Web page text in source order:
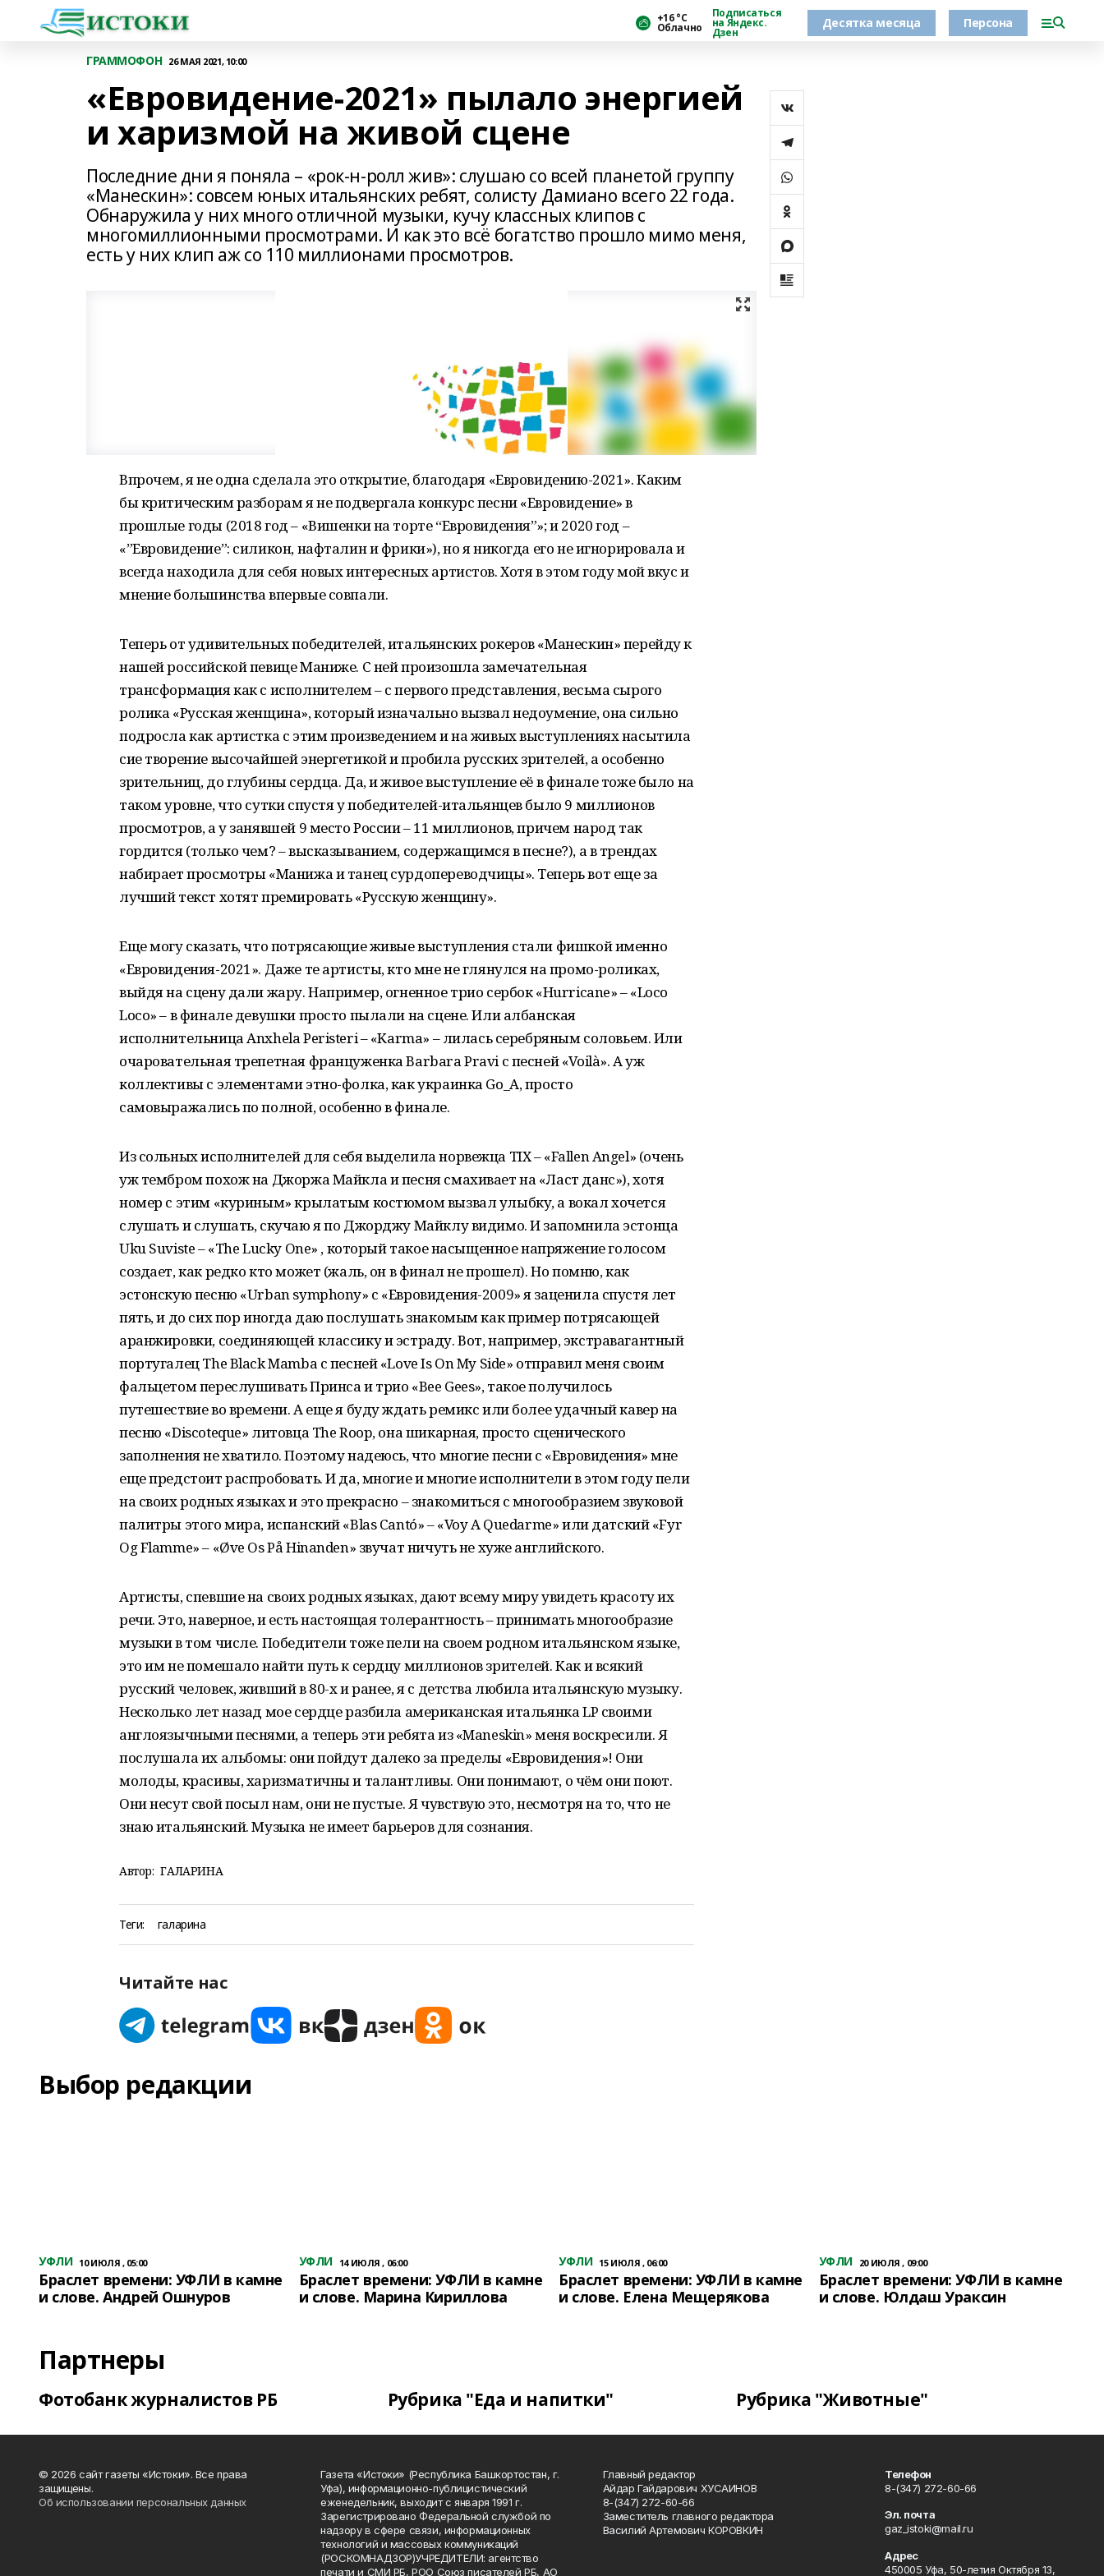
+16 °С
Облачно
Подписаться
на Яндекс.
Дзен
Десятка месяца Персона
ГРАММОФОН 26 МАЯ 2021, 10:00
«Евровидение-2021» пылало энергией
и харизмой на живой сцене
Последние дни я поняла – «рок-н-ролл жив»: слушаю со всей планетой группу
«Манескин»: совсем юных итальянских ребят, солисту Дамиано всего 22 года.
Обнаружила у них много отличной музыки, кучу классных клипов с
многомиллионными просмотрами. И как это всё богатство прошло мимо меня,
есть у них клип аж со 110 миллионами просмотров.
Впрочем, я не одна сделала это открытие, благодаря «Евровидению-2021». Каким
бы критическим разборам я не подвергала конкурс песни «Евровидение» в
прошлые годы (2018 год – «Вишенки на торте “Евровидения”»; и 2020 год –
«”Евровидение”: силикон, нафталин и фрики»), но я никогда его не игнорировала и
всегда находила для себя новых интересных артистов. Хотя в этом году мой вкус и
мнение большинства впервые совпали.
Теперь от удивительных победителей, итальянских рокеров «Манескин» перейду к
нашей российской певице Маниже. С ней произошла замечательная
трансформация как с исполнителем – с первого представления, весьма сырого
ролика «Русская женщина», который изначально вызвал недоумение, она сильно
подросла как артистка с этим произведением и на живых выступлениях насытила
сие творение высочайшей энергетикой и пробила русских зрителей, а особенно
зрительниц, до глубины сердца. Да, и живое выступление её в финале тоже было на
таком уровне, что сутки спустя у победителей-итальянцев было 9 миллионов
просмотров, а у занявшей 9 место России – 11 миллионов, причем народ так
гордится (только чем? – высказыванием, содержащимся в песне?), а в трендах
набирает просмотры «Манижа и танец сурдопереводчицы». Теперь вот еще за
лучший текст хотят премировать «Русскую женщину».
Еще могу сказать, что потрясающие живые выступления стали фишкой именно
«Евровидения-2021». Даже те артисты, кто мне не глянулся на промо-роликах,
выйдя на сцену дали жару. Например, огненное трио сербок «Hurricane» – «Loco
Loco» – в финале девушки просто пылали на сцене. Или албанская
исполнительница Anxhela Peristeri – «Karma» – лилась серебряным соловьем. Или
очаровательная трепетная француженка Barbara Pravi с песней «Voilà». А уж
коллективы с элементами этно-фолка, как украинка Go_A, просто
самовыражались по полной, особенно в финале.
Из сольных исполнителей для себя выделила норвежца TIX – «Fallen Angel» (очень
уж тембром похож на Джоржа Майкла и песня смахивает на «Ласт данс»), хотя
номер с этим «куриным» крылатым костюмом вызвал улыбку, а вокал хочется
слушать и слушать, скучаю я по Джорджу Майклу видимо. И запомнила эстонца
Uku Suviste – «The Lucky One» , который такое насыщенное напряжение голосом
создает, как редко кто может (жаль, он в финал не прошел). Но помню, как
эстонскую песню «Urban symphony» с «Евровидения-2009» я заценила спустя лет
пять, и до сих пор иногда даю послушать знакомым как пример потрясающей
аранжировки, соединяющей классику и эстраду. Вот, например, экстравагантный
португалец The Black Mamba с песней «Love Is On My Side» отправил меня своим
фальцетом переслушивать Принса и трио «Bee Gees», такое получилось
путешествие во времени. А еще я буду ждать ремикс или более удачный кавер на
песню «Discoteque» литовца The Roop, она шикарная, просто сценического
заполнения не хватило. Поэтому надеюсь, что многие песни с «Евровидения» мне
еще предстоит распробовать. И да, многие и многие исполнители в этом году пели
на своих родных языках и это прекрасно – знакомиться с многообразием звуковой
палитры этого мира, испанский «Blas Cantó» – «Voy A Quedarme» или датский «Fyr
Og Flamme» – «Øve Os På Hinanden» звучат ничуть не хуже английского.
Артисты, спевшие на своих родных языках, дают всему миру увидеть красоту их
речи. Это, наверное, и есть настоящая толерантность – принимать многообразие
музыки в том числе. Победители тоже пели на своем родном итальянском языке,
это им не помешало найти путь к сердцу миллионов зрителей. Как и всякий
русский человек, живший в 80-х и ранее, я с детства любила итальянскую музыку.
Несколько лет назад мое сердце разбила американская итальянка LP своими
англоязычными песнями, а теперь эти ребята из «Maneskin» меня воскресили. Я
послушала их альбомы: они пойдут далеко за пределы «Евровидения»! Они
молоды, красивы, харизматичны и талантливы. Они понимают, о чём они поют.
Они несут свой посыл нам, они не пустые. Я чувствую это, несмотря на то, что не
знаю итальянский. Музыка не имеет барьеров для сознания.
Автор: ГАЛАРИНА
Теги: галарина
Читайте нас
Выбор редакции
УФЛИ 10 ИЮЛЯ , 05:00
Браслет времени: УФЛИ в камне
и слове. Андрей Ошнуров
УФЛИ 14 ИЮЛЯ , 06:00
Браслет времени: УФЛИ в камне
и слове. Марина Кириллова
УФЛИ 15 ИЮЛЯ , 06:00
Браслет времени: УФЛИ в камне
и слове. Елена Мещерякова
УФЛИ 20 ИЮЛЯ , 09:00
Браслет времени: УФЛИ в камне
и слове. Юлдаш Ураксин
Партнеры
Фотобанк журналистов РБ Рубрика "Еда и напитки" Рубрика "Животные"
© 2026 сайт газеты «Истоки». Все права
защищены.
Об использовании персональных данных
Газета «Истоки» (Республика Башкортостан, г.
Уфа), информационно-публицистический
еженедельник, выходит с января 1991 г.
Зарегистрировано Федеральной службой по
надзору в сфере связи, информационных
технологий и массовых коммуникаций
(РОСКОМНАДЗОР)УЧРЕДИТЕЛИ: агентство
печати и СМИ РБ, РОО Союз писателей РБ, АО
Главный редактор
Айдар Гайдарович ХУСАИНОВ
8-(347) 272-60-66
Заместитель главного редактора
Василий Артемович КОРОВКИН
Телефон
8-(347) 272-60-66
Эл. почта
gaz_istoki@mail.ru
Адрес
450005 Уфа, 50-летия Октября 13,